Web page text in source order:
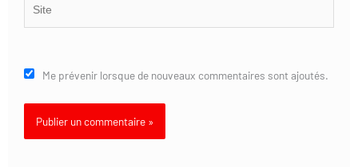
Me prévenir lorsque de nouveaux commentaires sont ajoutés.